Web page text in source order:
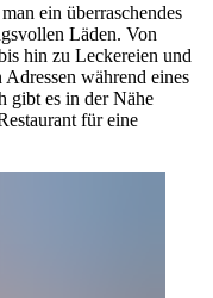
ein überraschendes
Läden. Von
hin zu Leckereien und
während eines
gibt es in der Nähe
für eine